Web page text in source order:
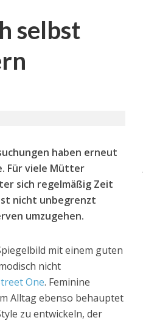
selbst
haben erneut
Für viele Mütter
sich regelmäßig Zeit
nicht unbegrenzt
umzugehen.
mit einem guten
nicht
One. Feminine
Alltag ebenso behauptet
zu entwickeln, der